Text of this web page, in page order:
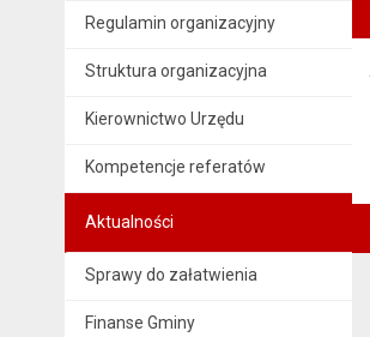
Regulamin organizacyjny
Struktura organizacyjna
Kierownictwo Urzędu
Kompetencje referatów
Aktualności
Sprawy do załatwienia
Finanse Gminy